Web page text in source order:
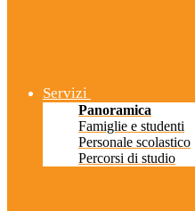
Servizi
Panoramica
Famiglie e studenti
Personale scolastico
Percorsi di studio